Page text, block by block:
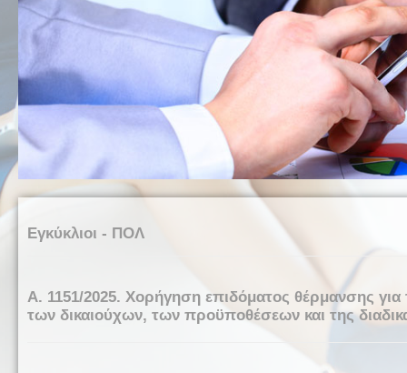
Εγκύκλιοι - ΠΟΛ
Α. 1151/2025. Χορήγηση επιδόματος θέρμανσης για
των δικαιούχων, των προϋποθέσεων και της